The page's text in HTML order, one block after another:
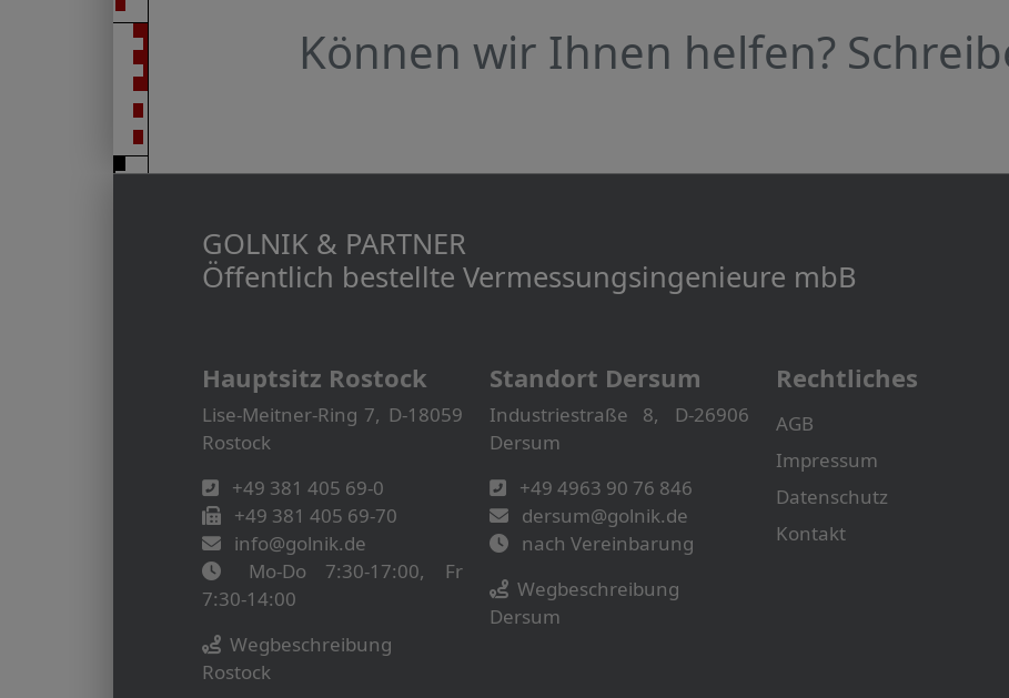
Können wir Ihnen helfen?
GOLNIK & PARTNER
Öffentlich bestellte Vermessungs­­ingenieure mbB
Hauptsitz Rostock
Lise-Meitner-Ring 7, D-18059
Rostock
+49 381 405 69-0
+49 381 405 69-70
info@golnik.de
Mo-Do 7:30-17:00, Fr
7:30-14:00
Wegbeschreibung
Rostock
Standort Dersum
Industriestraße 8, D-26906
Dersum
+49 4963 90 76 846
dersum@golnik.de
nach Vereinbarung
Wegbeschreibung
Dersum
Rechtliches
AGB
Impressum
Datenschutz
Kontakt